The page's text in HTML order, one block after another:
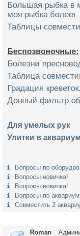
Большая рыбка в
моя рыбка болеет
Таблицы
Беспозвоночные:
Болезни
Таблица
Градация креветок.
Донный фильтр
Для умелых рук
Улитки в
Вопросы по
Вопросы новичка!
Вопросы новичка!
Вопросы по
Совместить 2
Roman